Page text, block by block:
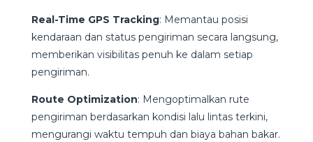
Real-Time GPS Tracking: Memantau posisi
kendaraan dan status pengiriman secara langsung,
memberikan visibilitas penuh ke dalam setiap
pengiriman.
Route Optimization: Mengoptimalkan rute
pengiriman berdasarkan kondisi lalu lintas terkini,
mengurangi waktu tempuh dan biaya bahan bakar.